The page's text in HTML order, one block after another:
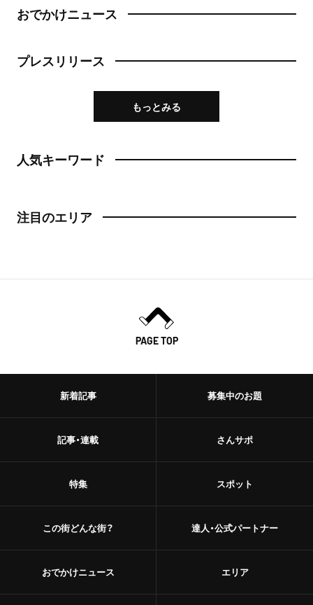
おでかけニュース
プレスリリース
もっとみる
人気キーワード
注目のエリア
PAGE TOP
新着記事
記事・連載
特集
この街どんな街？
おでかけニュース
募集中のお題
さんサポ
スポット
達人・公式パートナー
エリア